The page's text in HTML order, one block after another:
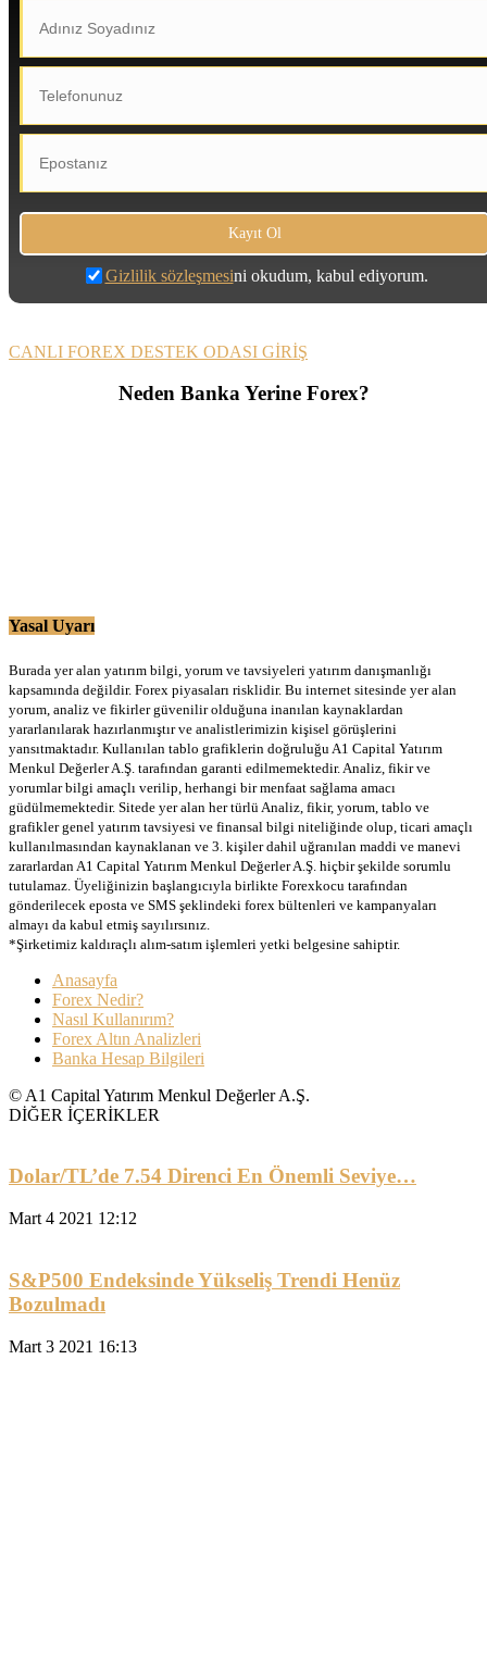
Gizlilik sözleşmesini okudum, kabul ediyorum.
CANLI FOREX DESTEK ODASI GİRİŞ
Neden Banka Yerine Forex?
Yasal Uyarı
Burada yer alan yatırım bilgi, yorum ve tavsiyeleri yatırım danışmanlığı
kapsamında değildir. Forex piyasaları risklidir. Bu internet sitesinde yer alan
yorum, analiz ve fikirler güvenilir olduğuna inanılan kaynaklardan
yararlanılarak hazırlanmıştır ve analistlerimizin kişisel görüşlerini
yansıtmaktadır. Kullanılan tablo grafiklerin doğruluğu A1 Capital Yatırım
Menkul Değerler A.Ş. tarafından garanti edilmemektedir. Analiz, fikir ve
yorumlar bilgi amaçlı verilip, herhangi bir menfaat sağlama amacı
güdülmemektedir. Sitede yer alan her türlü Analiz, fikir, yorum, tablo ve
grafikler genel yatırım tavsiyesi ve finansal bilgi niteliğinde olup, ticari amaçlı
kullanılmasından kaynaklanan ve 3. kişiler dahil uğranılan maddi ve manevi
zararlardan A1 Capital Yatırım Menkul Değerler A.Ş. hiçbir şekilde sorumlu
tutulamaz. Üyeliğinizin başlangıcıyla birlikte Forexkocu tarafından
gönderilecek eposta ve SMS şeklindeki forex bültenleri ve kampanyaları
almayı da kabul etmiş sayılırsınız.
*Şirketimiz kaldıraçlı alım-satım işlemleri yetki belgesine sahiptir.
Anasayfa
Forex Nedir?
Nasıl Kullanırım?
Forex Altın Analizleri
Banka Hesap Bilgileri
© A1 Capital Yatırım Menkul Değerler A.Ş.
DİĞER İÇERİKLER
Dolar/TL’de 7.54 Direnci En Önemli Seviye…
Mart 4 2021 12:12
S&P500 Endeksinde Yükseliş Trendi Henüz
Bozulmadı
Mart 3 2021 16:13